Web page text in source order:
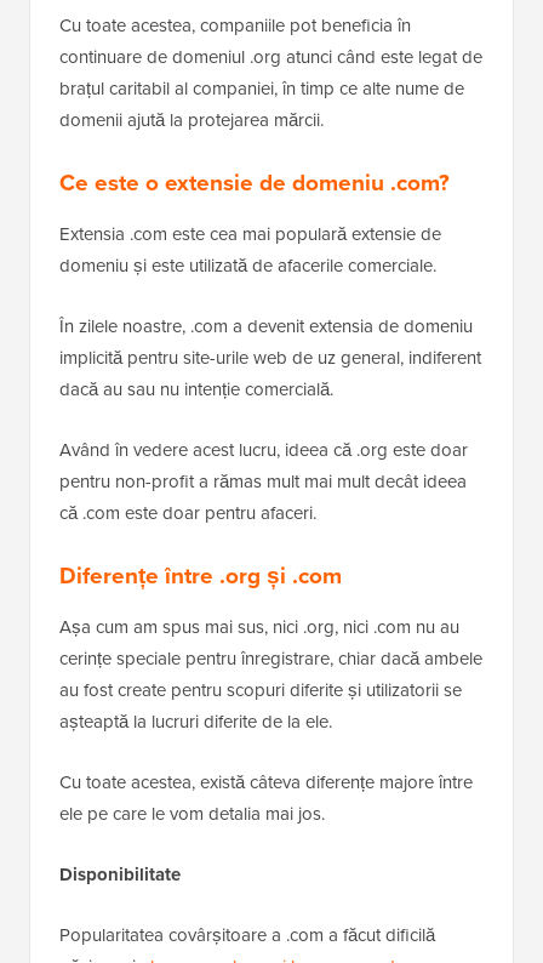
Cu toate acestea, companiile pot beneficia în
continuare de domeniul .org atunci când este legat de
brațul caritabil al companiei, în timp ce alte nume de
domenii ajută la protejarea mărcii.
Ce este o extensie de domeniu .com?
Extensia .com este cea mai populară extensie de
domeniu și este utilizată de afacerile comerciale.
În zilele noastre, .com a devenit extensia de domeniu
implicită pentru site-urile web de uz general, indiferent
dacă au sau nu intenție comercială.
Având în vedere acest lucru, ideea că .org este doar
pentru non-profit a rămas mult mai mult decât ideea
că .com este doar pentru afaceri.
Diferențe între .org și .com
Așa cum am spus mai sus, nici .org, nici .com nu au
cerințe speciale pentru înregistrare, chiar dacă ambele
au fost create pentru scopuri diferite și utilizatorii se
așteaptă la lucruri diferite de la ele.
Cu toate acestea, există câteva diferențe majore între
ele pe care le vom detalia mai jos.
Disponibilitate
Popularitatea covârșitoare a .com a făcut dificilă